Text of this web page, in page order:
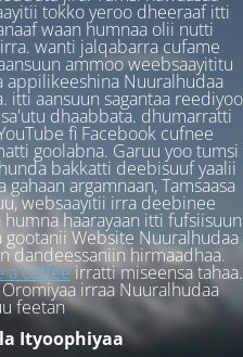
tokko yeroo dheeraaf itti
waan humnaa olii nutti
wanti jalqabarra cufame
ammoo weebsaayititu
Nuuralhudaa
aansuun sagantaa reediyoo
dhaabbata. dhumarratti
fi Facebook cufnee
goolabna. Garuu yoo tumsi
bakkatti deebisuuf yaalii
argamnaan, Tamsaasa
websaayitii irra deebinee
haarayaan itti fufsiisuun
Website Nuuralhudaa
dandeessaniin hirmaadhaa.
a coffeeirratti miseensa tahaa.
irraa Nuuralhudaa
feetan
Ityoophiyaa